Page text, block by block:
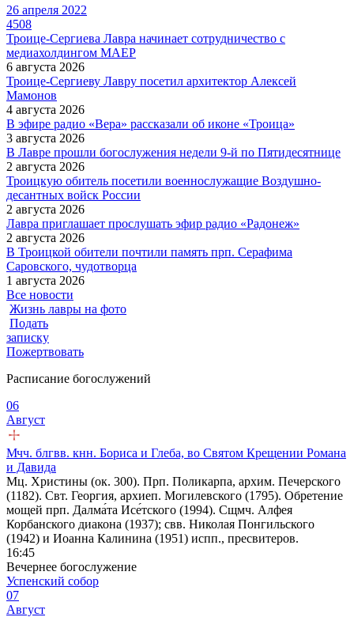
26 апреля 2022
4508
Троице-Сергиева Лавра начинает сотрудничество с
медиахолдингом МАЕР
6 августа 2026
Троице-Сергиеву Лавру посетил архитектор Алексей
Мамонов
4 августа 2026
В эфире радио «Вера» рассказали об иконе «Троица»
3 августа 2026
В Лавре прошли богослужения недели 9-й по Пятидесятнице
2 августа 2026
Троицкую обитель посетили военнослужащие Воздушно-
десантных войск России
2 августа 2026
Лавра приглашает прослушать эфир радио «Радонеж»
2 августа 2026
В Троицкой обители почтили память прп. Серафима
Саровского, чудотворца
1 августа 2026
Все новости
Жизнь лавры на фото
Подать
записку
Пожертвовать
Расписание богослужений
06
Август
Мчч. блгвв. кнн. Бориса и Глеба, во Святом Крещении Романа
и Давида
Мц. Христины (ок. 300). Прп. Поликарпа, архим. Печерского
(1182). Свт. Георгия, архиеп. Могилевского (1795). Обретение
мощей прп. Далма́та Исе́тского (1994). Сщмч. Алфея
Корбанского диакона (1937); свв. Николая Понгильского
(1942) и Иоанна Калинина (1951) испп., пресвитеров.
16:45
Вечернее богослужение
Успенский собор
07
Август